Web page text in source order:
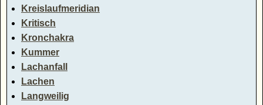
Kreislaufmeridian
Kritisch
Kronchakra
Kummer
Lachanfall
Lachen
Langweilig